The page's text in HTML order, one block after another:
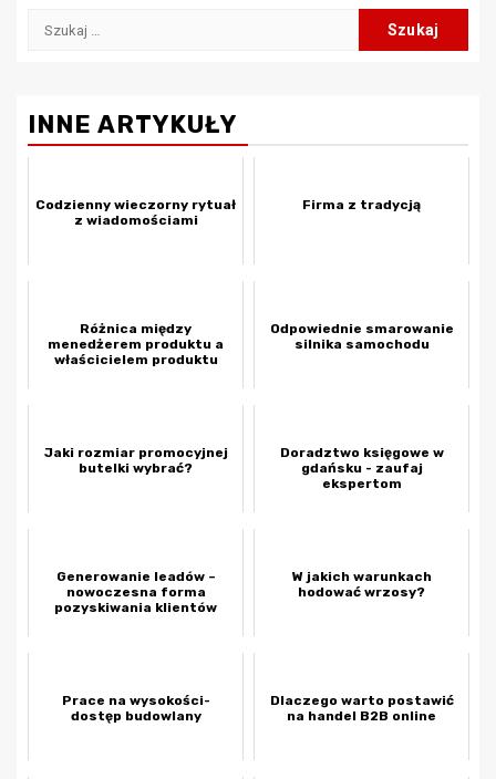
Szukaj:
INNE ARTYKUŁY
Codzienny wieczorny rytuał
z wiadomościami
Firma z tradycją
Różnica między
menedżerem produktu a
właścicielem produktu
Odpowiednie smarowanie
silnika samochodu
Jaki rozmiar promocyjnej
butelki wybrać?
Doradztwo księgowe w
gdańsku - zaufaj
ekspertom
Generowanie leadów –
nowoczesna forma
pozyskiwania klientów
W jakich warunkach
hodować wrzosy?
Prace na wysokości-
dostęp budowlany
Dlaczego warto postawić
na handel B2B online